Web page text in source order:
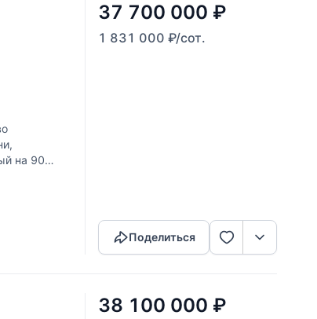
на 90
37 700 000 ₽
1 831 000 ₽/сот.
Поделиться
38 100 000 ₽